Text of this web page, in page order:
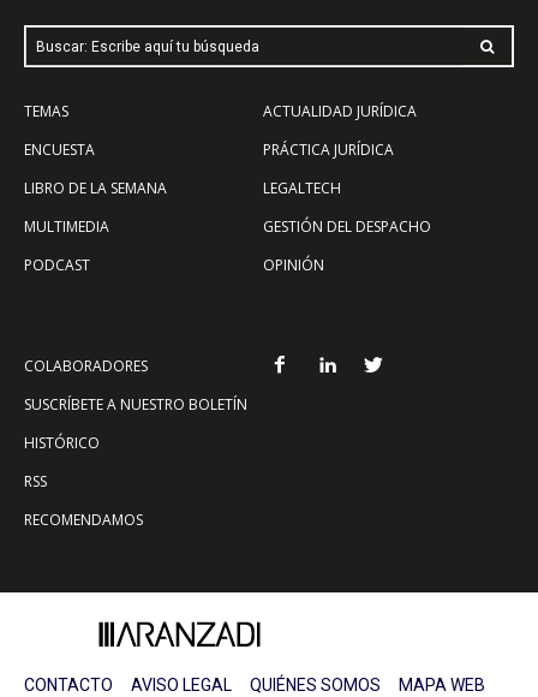
Buscar: Escribe aquí tu búsqueda
TEMAS
ENCUESTA
LIBRO DE LA SEMANA
MULTIMEDIA
PODCAST
ACTUALIDAD JURÍDICA
PRÁCTICA JURÍDICA
LEGALTECH
GESTIÓN DEL DESPACHO
OPINIÓN
COLABORADORES
SUSCRÍBETE A NUESTRO BOLETÍN
HISTÓRICO
RSS
RECOMENDAMOS
CONTACTO AVISO LEGAL QUIÉNES SOMOS MAPA WEB